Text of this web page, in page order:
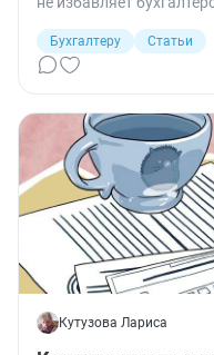
организовать
платежа при
— о его влиянии на
Бухгалтеру
Статьи
Кутузова Лариса